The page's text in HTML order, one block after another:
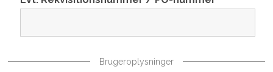
Brugeroplysninger